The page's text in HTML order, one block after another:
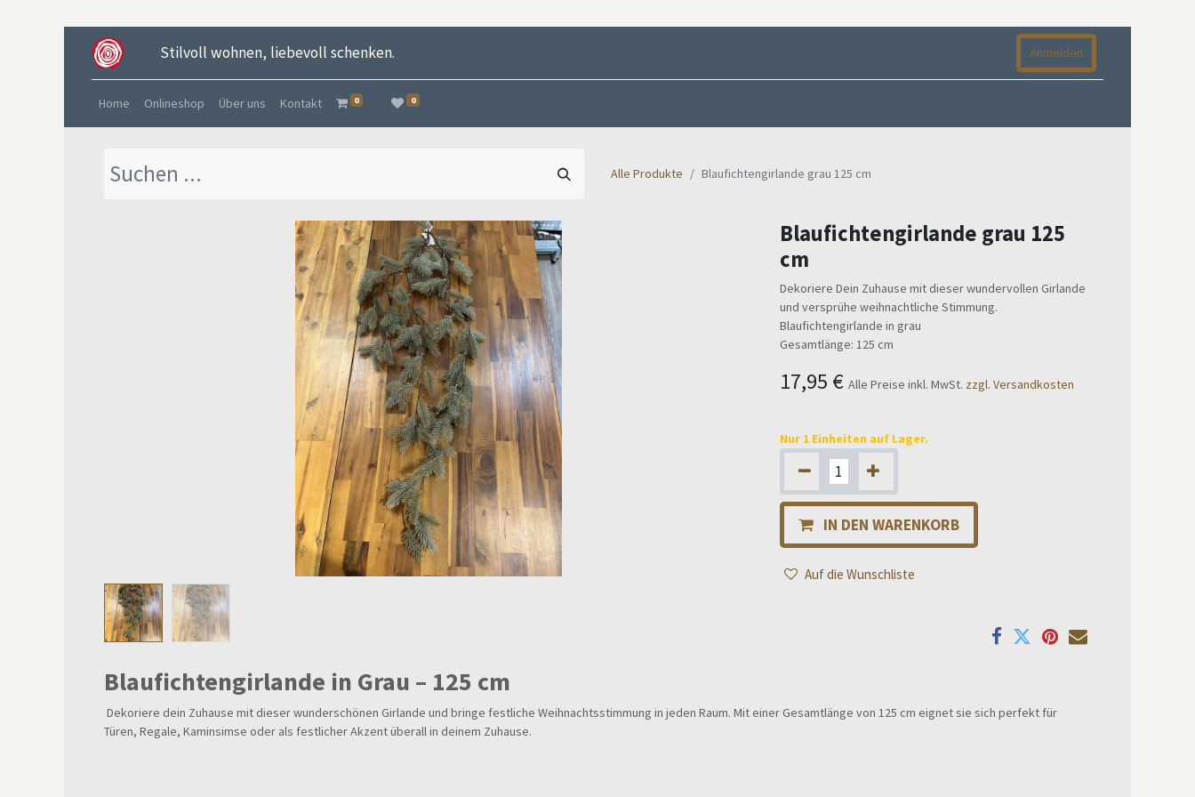
Stilvoll wohnen, liebevoll schenken. Anmelden
Home Onlineshop Über uns Kontakt 0 0
Alle Produkte Blaufichtengirlande grau 125 cm
Blaufichtengirlande grau 125
cm
Dekoriere Dein Zuhause mit dieser wundervollen Girlande
und versprühe weihnachtliche Stimmung.
Blaufichtengirlande in grau
Gesamtlänge: 125 cm
17,95 € Alle Preise inkl. MwSt. zzgl. Versandkosten
Nur 1 Einheiten auf Lager.
IN DEN WARENKORB
Auf die Wunschliste
Blaufichtengirlande in Grau – 125 cm
Dekoriere dein Zuhause mit dieser wunderschönen Girlande und bringe festliche Weihnachtsstimmung in jeden Raum. Mit einer Gesamtlänge von 125 cm eignet sie sich perfekt für
Türen, Regale, Kaminsimse oder als festlicher Akzent überall in deinem Zuhause.